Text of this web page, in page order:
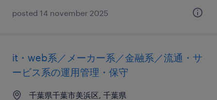
posted 14 november 2025
it・web系／メーカー系／金融系／流通・サ
ービス系の運用管理・保守
千葉県千葉市美浜区, 千葉県